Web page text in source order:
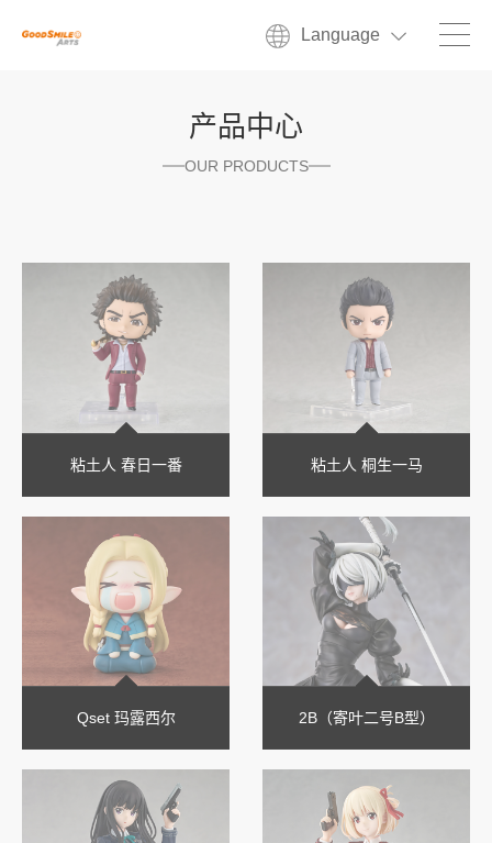
Language
产品中心
OUR PRODUCTS
粘土人 春日一番 粘土人 桐生一马
Qset 玛露西尔 2B（寄叶二号B型）